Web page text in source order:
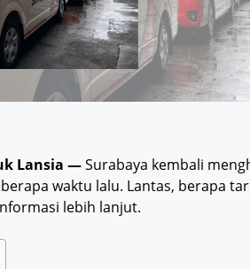
Lansia —Surabaya kembali
waktu lalu. Lantas, berapa
lebih lanjut.